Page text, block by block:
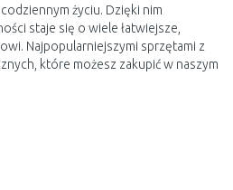
życiu. Dzięki nim
staje się o wiele łatwiejsze,
Najpopularniejszymi sprzętami z
które możesz zakupić w naszym